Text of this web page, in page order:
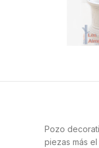
Pozo
piezas más